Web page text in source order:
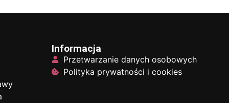
Informacja
Przetwarzanie danych osobowych
Polityka prywatności i cookies